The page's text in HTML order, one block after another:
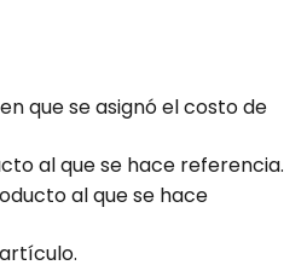
que se asignó el costo de
al que se hace referencia.
al que se hace